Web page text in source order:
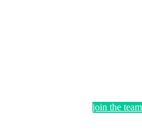
join the team